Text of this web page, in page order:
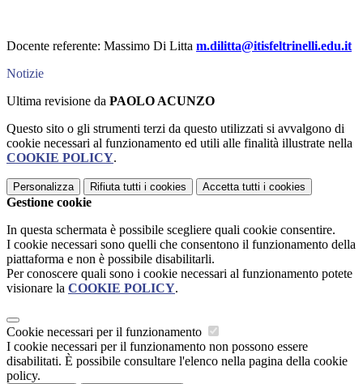
Docente referente: Massimo Di Litta m.dilitta@itisfeltrinelli.edu.it
Notizie
Ultima revisione da PAOLO ACUNZO
Questo sito o gli strumenti terzi da questo utilizzati si avvalgono di
cookie necessari al funzionamento ed utili alle finalità illustrate nella
COOKIE POLICY.
Personalizza Rifiuta tutti i cookies Accetta tutti i cookies
Gestione cookie
In questa schermata è possibile scegliere quali cookie consentire.
I cookie necessari sono quelli che consentono il funzionamento della
piattaforma e non è possibile disabilitarli.
Per conoscere quali sono i cookie necessari al funzionamento potete
visionare la COOKIE POLICY.
Cookie necessari per il funzionamento
I cookie necessari per il funzionamento non possono essere
disabilitati. È possibile consultare l'elenco nella pagina della cookie
policy.